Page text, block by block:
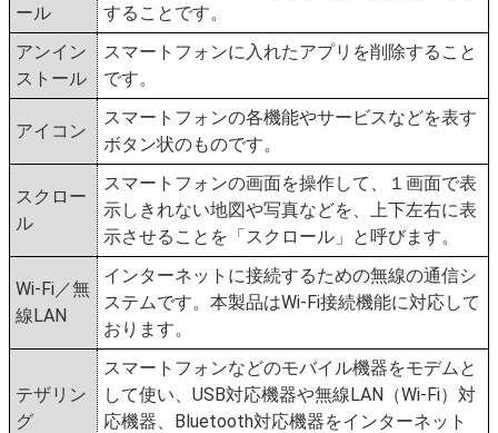
ール
することです。
アンイン
ストール
スマートフォンに入れたアプリを削除すること
です。
アイコン
スマートフォンの各機能やサービスなどを表す
ボタン状のものです。
スクロー
ル
スマートフォンの画面を操作して、１画面で表
示しきれない地図や写真などを、上下左右に表
示させることを「スクロール」と呼びます。
Wi-Fi／無
線LAN
インターネットに接続するための無線の通信シ
ステムです。本製品はWi-Fi接続機能に対応して
おります。
テザリン
グ
スマートフォンなどのモバイル機器をモデムと
して使い、USB対応機器や無線LAN（Wi-Fi）対
応機器、Bluetooth対応機器をインターネット